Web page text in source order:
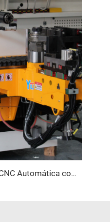
Máquina de Curvatura de Tubos CNC Automática com Braços Duplos Sistema de Conformação Bidirecional Simultânea para Canos de Escapamento e Corrimãos